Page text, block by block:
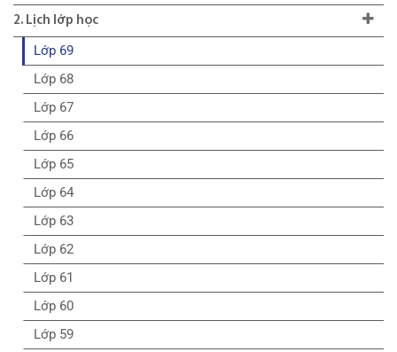
2. Lịch lớp học
Lớp 69
Lớp 68
Lớp 67
Lớp 66
Lớp 65
Lớp 64
Lớp 63
Lớp 62
Lớp 61
Lớp 60
Lớp 59